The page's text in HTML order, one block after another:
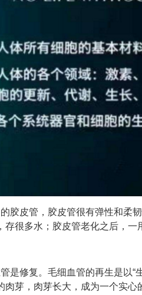
胶皮管，胶皮管很有弹性和柔
很多水；胶皮管老化之后，一
是修复。毛细血管的再生是以“
芽，肉芽长大，成为一个实心